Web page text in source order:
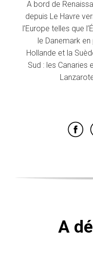
A bord de
depuis Le Havre
l’Europe telles que
le Danemark
Hollande et la
Sud : les Canaries
A